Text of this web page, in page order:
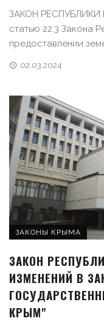
ЗАКОН РЕСПУБЛИКИ
статью 22.3 Закона
предоставлении
02.03.2024
ЗАКОНЫ КРЫМА
ЗАКОН
ИЗМЕНЕНИЙ В
КРЫМ"